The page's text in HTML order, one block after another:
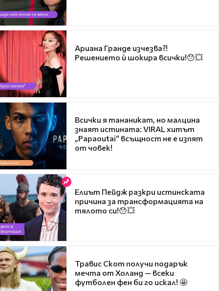
Ариана Гранде изчезва?!
Решението ѝ шокира всички!😯💥
Всички я тананикат, но малцина
знаят истината: VIRAL хитът
„Papaoutai“ всъщност не е изпят
от човек!
Елиът Пейдж разкри истинската
причина за трансформацията на
тялото си!😯💥
Травис Скот получи подарък
мечта от Холанд — всеки
футболен фен би го искал! 🤩